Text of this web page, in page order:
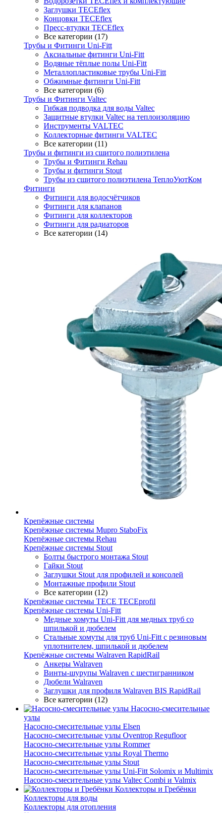
Заглушки TECEflex
Концовки TECEflex
Пресс-втулки TECEflex
Все категории (17)
Трубы и Фитинги Uni-Fitt
Аксиальные фитинги Uni-Fitt
Водяные тёплые полы Uni-Fitt
Металлопластиковые трубы Uni-Fitt
Обжимные фитинги Uni-Fitt
Все категории (6)
Трубы и Фитинги Valtec
Гибкая подводка для воды Valtec
Защитные втулки Valtec на теплоизоляцию
Инструменты VALTEC
Коллекторные фитинги VALTEC
Все категории (11)
Трубы и фитинги из сшитого полиэтилена
Трубы и Фитинги Rehau
Трубы и фитинги Stout
Трубы из сшитого полиэтилена ТеплоУютКом
Фитинги
Фитинги для водосчётчиков
Фитинги для клапанов
Фитинги для коллекторов
Фитинги для радиаторов
Все категории (14)
Крепёжные системы
Крепёжные системы Mupro StaboFix
Крепёжные системы Rehau
Крепёжные системы Stout
Болты быстрого монтажа Stout
Гайки Stout
Заглушки Stout для профилей и консолей
Монтажные профили Stout
Все категории (12)
Крепёжные системы TECE TECEprofil
Крепёжные системы Uni-Fitt
Медные хомуты Uni-Fitt для медных труб со
шпилькой и дюбелем
Стальные хомуты для труб Uni-Fitt с резиновым
уплотнителем, шпилькой и дюбелем
Крепёжные системы Walraven RapidRail
Анкеры Walraven
Винты-шурупы Walraven с шестигранником
Дюбели Walraven
Заглушки для профиля Walraven BIS RapidRail
Все категории (12)
Насосно-смесительные
узлы
Насосно-смесительные узлы Elsen
Насосно-смесительные узлы Oventrop Regufloor
Насосно-смесительные узлы Rommer
Насосно-смесительные узлы Royal Thermo
Насосно-смесительные узлы Stout
Насосно-смесительные узлы Uni-Fitt Solomix и Multimix
Насосно-смесительные узлы Valtec Combi и Valmix
Коллекторы и Гребёнки
Коллекторы для воды
Коллекторы для отопления